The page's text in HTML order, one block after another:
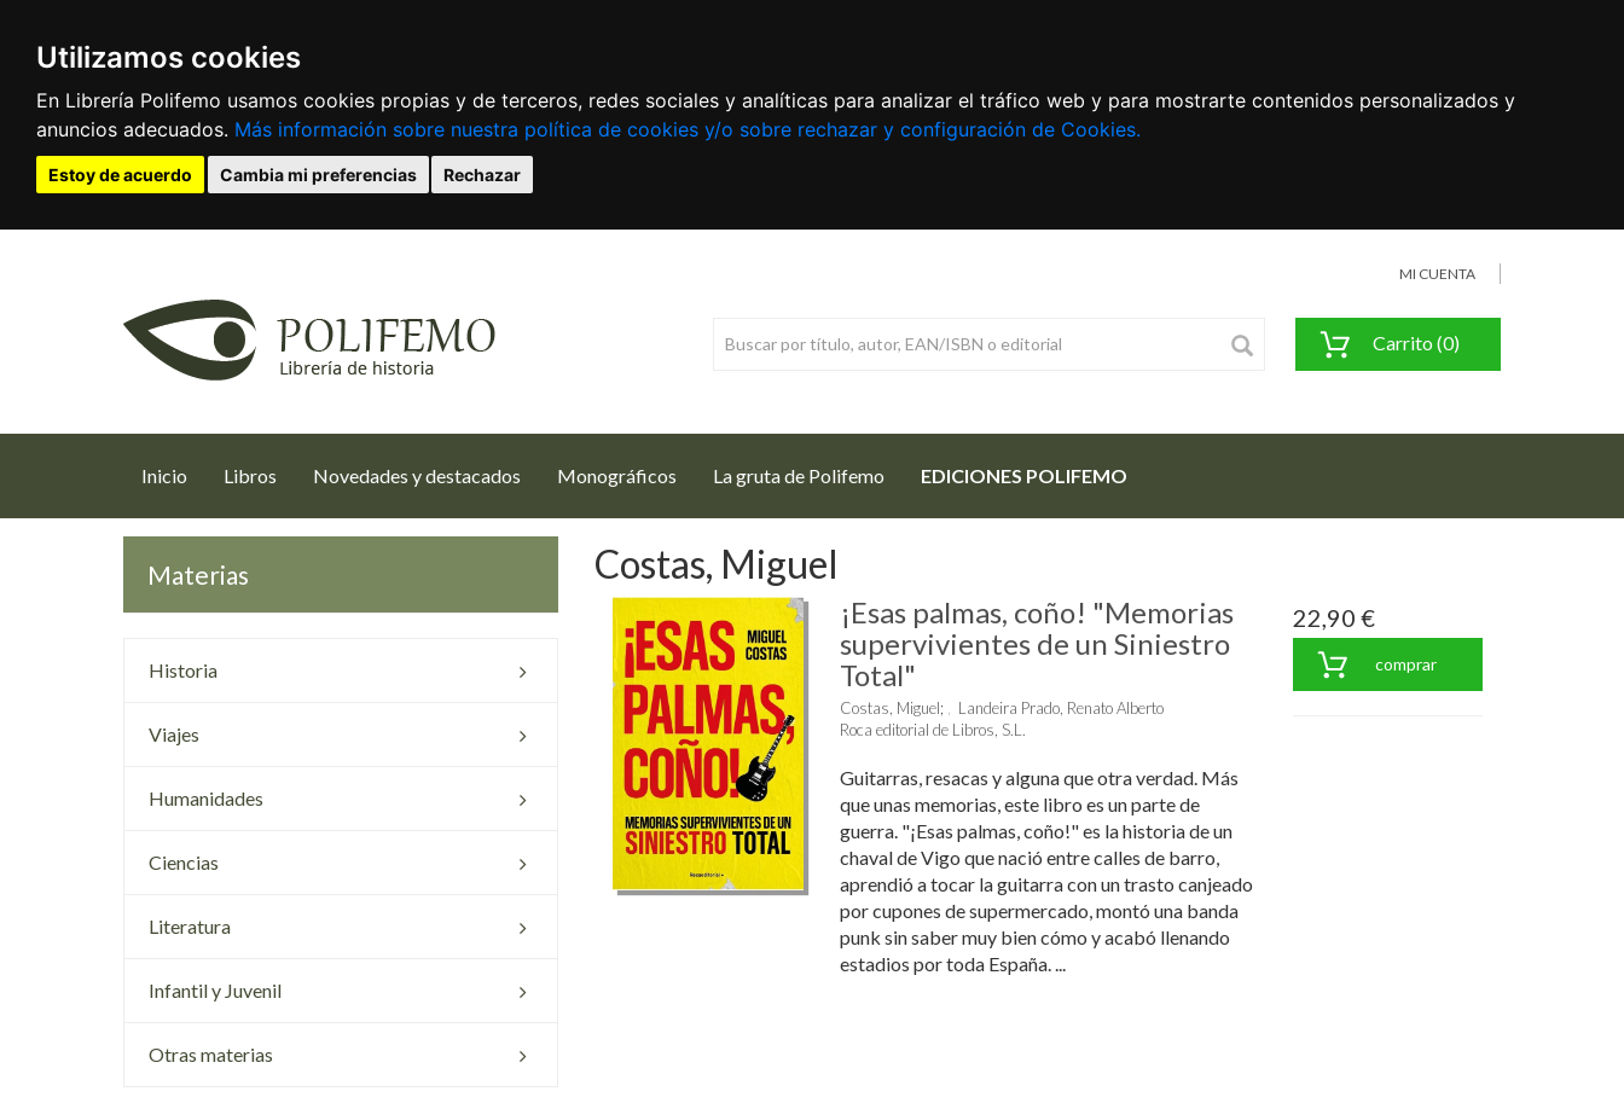
Utilizamos cookies
En Librería Polifemo usamos cookies propias y de terceros, redes sociales y analíticas para analizar el tráfico web y para mostrarte contenidos personalizados y
anuncios adecuados. Más información sobre nuestra política de cookies y/o sobre rechazar y configuración de Cookies.
Estoy de acuerdo Cambia mi preferencias Rechazar
MI CUENTA
Carrito (0)
Inicio (current)
Libros Novedades y destacados Monográficos La gruta de Polifemo EDICIONES POLIFEMO
Materias
Historia
Viajes
Humanidades
Ciencias
Literatura
Infantil y Juvenil
Otras materias
Costas, Miguel
¡Esas palmas, coño! "Memorias
supervivientes de un Siniestro
Total"
Costas, Miguel;
Landeira Prado, Renato Alberto
Roca editorial de Libros, S.L.
Guitarras, resacas y alguna que otra verdad. Más
que unas memorias, este libro es un parte de
guerra. "¡Esas palmas, coño!" es la historia de un
chaval de Vigo que nació entre calles de barro,
aprendió a tocar la guitarra con un trasto canjeado
por cupones de supermercado, montó una banda
punk sin saber muy bien cómo y acabó llenando
estadios por toda España. ...
22,90 €
comprar